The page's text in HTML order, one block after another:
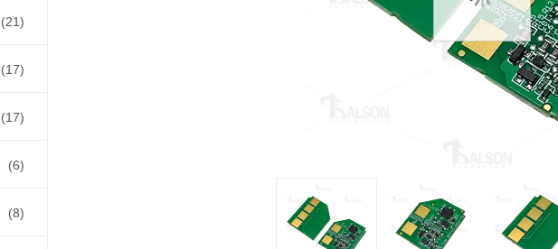
(21)
(17)
(17)
(6)
(8)